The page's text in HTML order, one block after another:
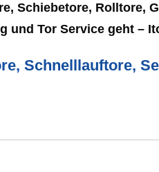
Schiebetore, Rolltore,
und Tor Service geht –
Schnelllauftore,